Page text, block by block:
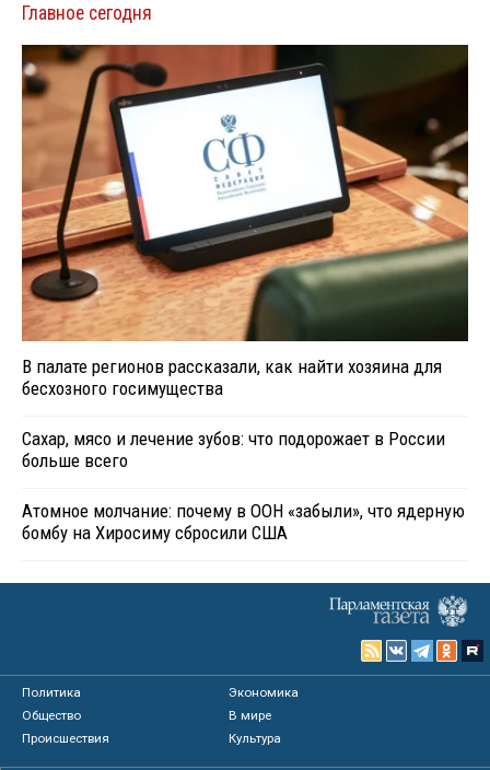
Главное сегодня
В палате регионов рассказали, как найти хозяина для
бесхозного госимущества
Сахар, мясо и лечение зубов: что подорожает в России
больше всего
Атомное молчание: почему в ООН «забыли», что ядерную
бомбу на Хиросиму сбросили США
Политика
Экономика
Общество
В мире
Происшествия
Культура